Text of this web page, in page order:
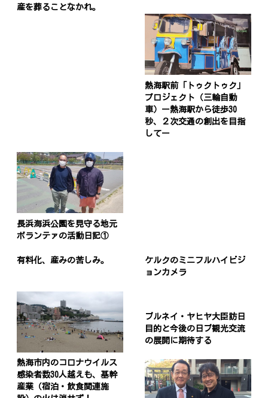
産を葬ることなかれ。
熱海駅前「トゥクトゥク」
プロジェクト（三輪自動
車）ー熱海駅から徒歩30
秒、２次交通の創出を目指
してー
長浜海浜公園を見守る地元
ボランテァの活動日記①
有料化、産みの苦しみ。
ケルクのミニフルハイビジ
ョンカメラ
熱海市内のコロナウイルス
感染者数30人越えも、基幹
産業（宿泊・飲食関連施
ブルネイ・ヤヒヤ大臣訪日
目的と今後の日ブ観光交流
の展開に期待する